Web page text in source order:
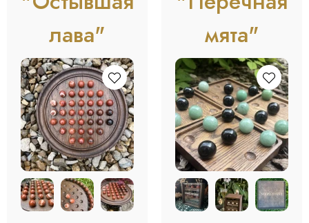
лава"
мята"